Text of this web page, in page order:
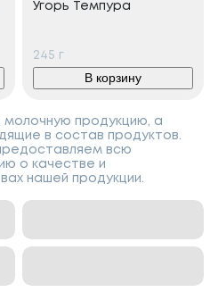
Угорь Темпура
245 г
В корзину
продукцию, а
в состав продуктов.
всю
о качестве и
нашей продукции.